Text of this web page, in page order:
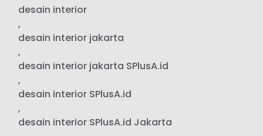
desain interior
,
desain interior jakarta
,
desain interior jakarta SPlusA.id
,
desain interior SPlusA.id
,
desain interior SPlusA.id Jakarta